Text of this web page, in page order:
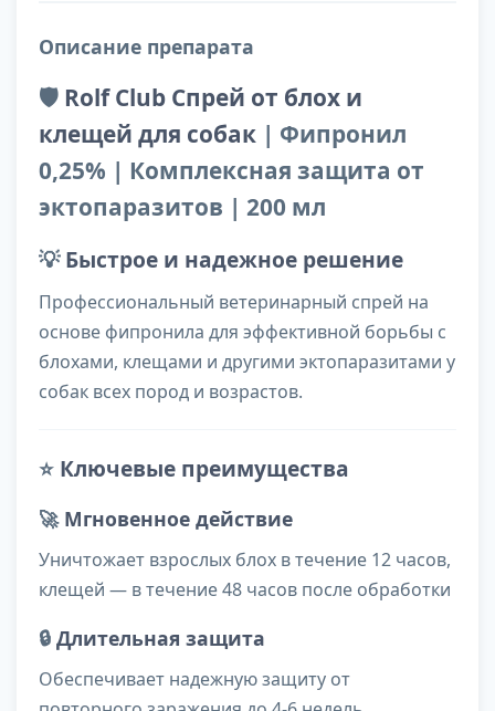
Описание препарата
🛡️ Rolf Club Спрей от блох и
клещей для собак | Фипронил
0,25% | Комплексная защита от
эктопаразитов | 200 мл
💡Быстрое и надежное решение
Профессиональный ветеринарный спрей на
основе фипронила для эффективной борьбы с
блохами, клещами и другими эктопаразитами у
собак всех пород и возрастов.
⭐ Ключевые преимущества
🚀 Мгновенное действие
Уничтожает взрослых блох в течение 12 часов,
клещей — в течение 48 часов после обработки
🔒 Длительная защита
Обеспечивает надежную защиту от